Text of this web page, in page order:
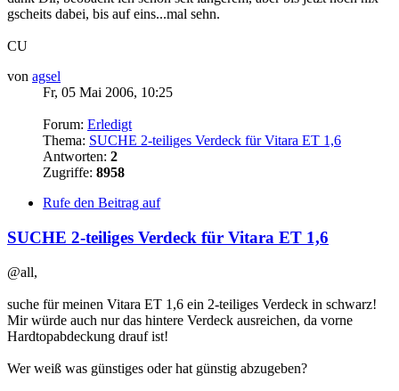
gscheits dabei, bis auf eins...mal sehn.
CU
von agsel
Fr, 05 Mai 2006, 10:25
Forum: Erledigt
Thema: SUCHE 2-teiliges Verdeck für Vitara ET 1,6
Antworten: 2
Zugriffe: 8958
Rufe den Beitrag auf
SUCHE 2-teiliges Verdeck für Vitara ET 1,6
@all,
suche für meinen Vitara ET 1,6 ein 2-teiliges Verdeck in schwarz!
Mir würde auch nur das hintere Verdeck ausreichen, da vorne
Hardtopabdeckung drauf ist!
Wer weiß was günstiges oder hat günstig abzugeben?